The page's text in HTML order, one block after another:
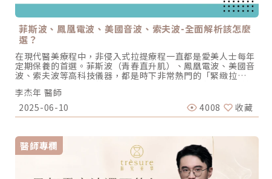
菲斯波、鳳凰電波、美國音波、索夫波-全面解析該怎麼
選？
在現代醫美療程中，非侵入式拉提療程一直都是愛美人士每年
定期保養的首選。菲斯波（青春直升肌）、鳳凰電波、美國音
波、索夫波等高科技儀器，都是時下非常熱門的「緊緻拉
提」、「抗老養膚」的儀器。但這些儀器到底差在哪？又該如
何依照個人老化的狀況選擇呢？要搞懂這一點，我們得先認識
—多層次衰老。什麼是多層次衰老?老化不是只發生在皮膚表
面，而是由外而內、逐層進行。臉部結構總體可以分為五層，
1.皮膚 (Skin) –皮膚老化包含表皮、基底層及真皮層。表皮層
變薄、水分流失、膠原蛋白減少，是最早顯現的老化現象。會
表現為細紋、毛孔粗大、皮膚鬆弛與暗沉，整體看起來膚質非
常粗糙。2.淺層脂肪層 (Subcutaneous layer) –脂肪流失位
移臉頰和法令紋外上方的脂肪都屬於臉部的表淺脂肪。隨年齡
李杰年 醫師
2025-06-10
4008 收藏
醫師專欄